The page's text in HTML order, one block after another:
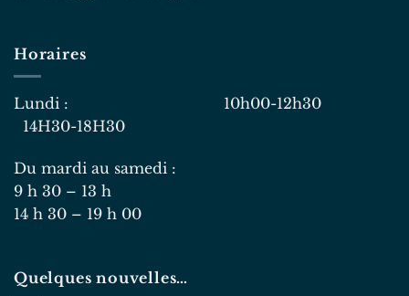
Horaires
Lundi : 10h00-12h30
14H30-18H30
Du mardi au samedi :
9 h 30 – 13 h
14 h 30 – 19 h 00
Quelques nouvelles…